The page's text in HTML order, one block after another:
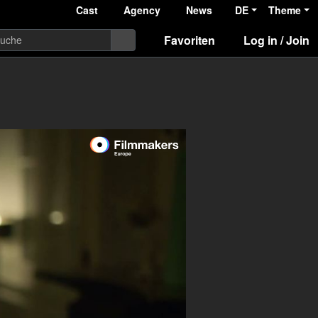
Cast Agency News DE Theme
Favoriten Log in / Join